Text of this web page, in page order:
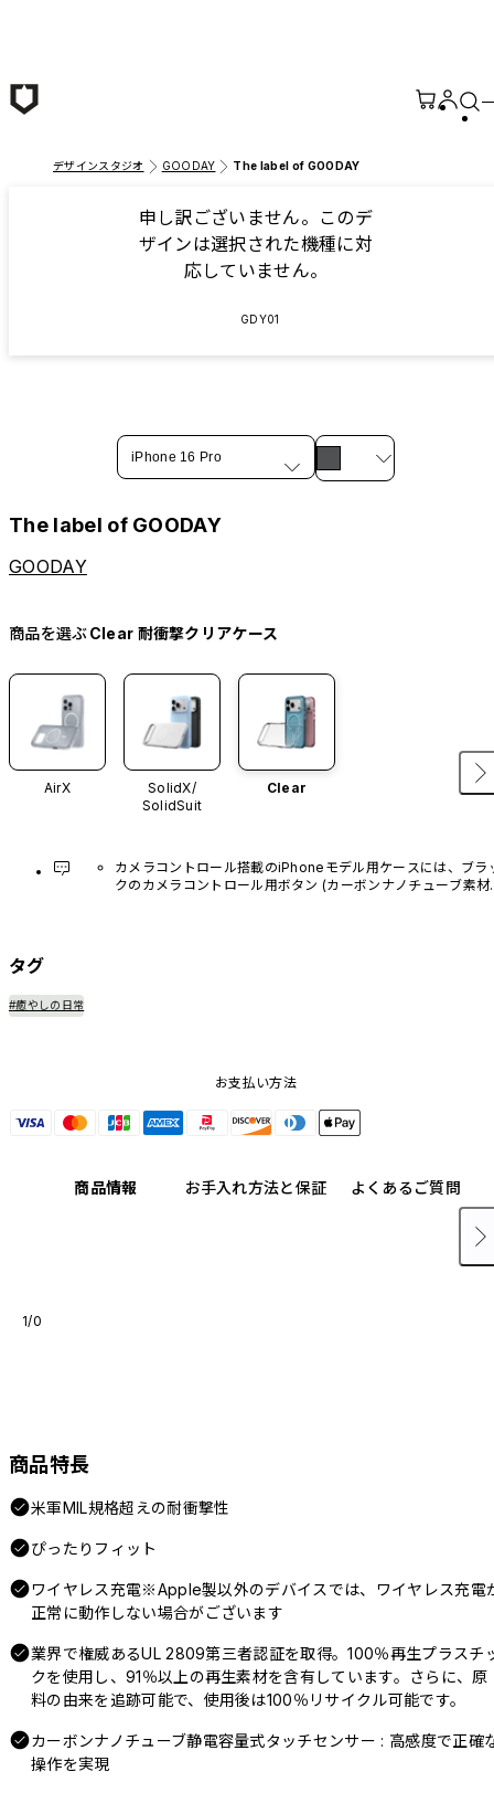
デザインスタジオ GOODAY The label of GOODAY
申し訳ございません。このデ
ザインは選択された機種に対
応していません。
GDY01
iPhone 16 Pro
The label of GOODAY
GOODAY
商品を選ぶClear 耐衝撃クリアケース
AirX
SolidX/
SolidSuit
Clear
カメラコントロール搭載のiPhoneモデル用ケースには、ブラ
クのカメラコントロール用ボタン (カーボンナノチューブ素材)
タグ
#癒やしの日常
お支払い方法
商品情報 お手入れ方法と保証 よくあるご質問
1/0
商品特長
米軍MIL規格超えの耐衝撃性
ぴったりフィット
ワイヤレス充電※Apple製以外のデバイスでは、ワイヤレス充電
正常に動作しない場合がございます
業界で権威あるUL 2809第三者認証を取得。100％再生プラスチ
クを使用し、91％以上の再生素材を含有しています。さらに、原
料の由来を追跡可能で、使用後は100％リサイクル可能です。
カーボンナノチューブ静電容量式タッチセンサー : 高感度で正確
操作を実現